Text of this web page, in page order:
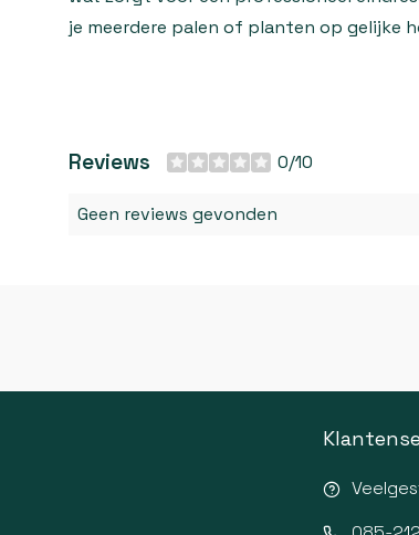
je meerdere palen of planten op gelijke
Reviews 0/10
Geen reviews gevonden